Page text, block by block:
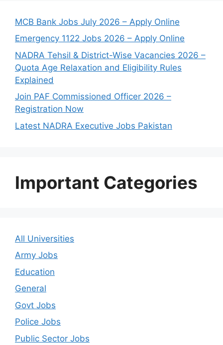
MCB Bank Jobs July 2026 – Apply Online
Emergency 1122 Jobs 2026 – Apply Online
NADRA Tehsil & District-Wise Vacancies 2026 –
Quota Age Relaxation and Eligibility Rules
Explained
Join PAF Commissioned Officer 2026 –
Registration Now
Latest NADRA Executive Jobs Pakistan
Important Categories
All Universities
Army Jobs
Education
General
Govt Jobs
Police Jobs
Public Sector Jobs